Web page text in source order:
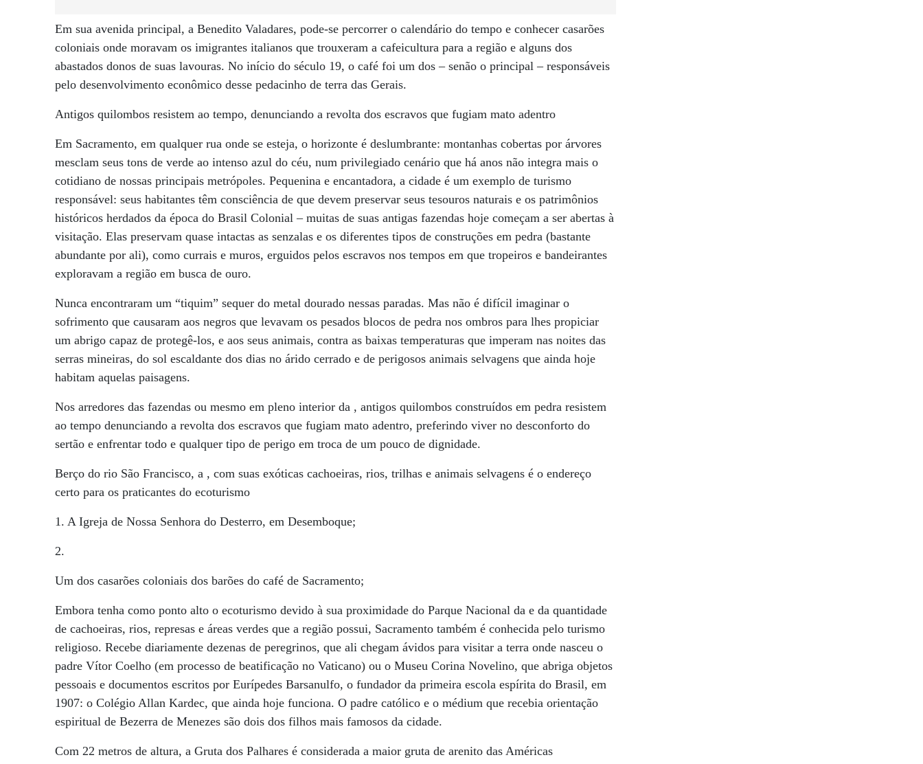
Em sua avenida principal, a Benedito Valadares, pode-se percorrer o calendário do tempo e conhecer casarões
coloniais onde moravam os imigrantes italianos que trouxeram a cafeicultura para a região e alguns dos
abastados donos de suas lavouras. No início do século 19, o café foi um dos – senão o principal – responsáveis
pelo desenvolvimento econômico desse pedacinho de terra das Gerais.
Antigos quilombos resistem ao tempo, denunciando a revolta dos escravos que fugiam mato adentro
Em Sacramento, em qualquer rua onde se esteja, o horizonte é deslumbrante: montanhas cobertas por árvores
mesclam seus tons de verde ao intenso azul do céu, num privilegiado cenário que há anos não integra mais o
cotidiano de nossas principais metrópoles. Pequenina e encantadora, a cidade é um exemplo de turismo
responsável: seus habitantes têm consciência de que devem preservar seus tesouros naturais e os patrimônios
históricos herdados da época do Brasil Colonial – muitas de suas antigas fazendas hoje começam a ser abertas à
visitação. Elas preservam quase intactas as senzalas e os diferentes tipos de construções em pedra (bastante
abundante por ali), como currais e muros, erguidos pelos escravos nos tempos em que tropeiros e bandeirantes
exploravam a região em busca de ouro.
Nunca encontraram um “tiquim” sequer do metal dourado nessas paradas. Mas não é difícil imaginar o
sofrimento que causaram aos negros que levavam os pesados blocos de pedra nos ombros para lhes propiciar
um abrigo capaz de protegê-los, e aos seus animais, contra as baixas temperaturas que imperam nas noites das
serras mineiras, do sol escaldante dos dias no árido cerrado e de perigosos animais selvagens que ainda hoje
habitam aquelas paisagens.
Nos arredores das fazendas ou mesmo em pleno interior da , antigos quilombos construídos em pedra resistem
ao tempo denunciando a revolta dos escravos que fugiam mato adentro, preferindo viver no desconforto do
sertão e enfrentar todo e qualquer tipo de perigo em troca de um pouco de dignidade.
Berço do rio São Francisco, a , com suas exóticas cachoeiras, rios, trilhas e animais selvagens é o endereço
certo para os praticantes do ecoturismo
1. A Igreja de Nossa Senhora do Desterro, em Desemboque;
2.
Um dos casarões coloniais dos barões do café de Sacramento;
Embora tenha como ponto alto o ecoturismo devido à sua proximidade do Parque Nacional da e da quantidade
de cachoeiras, rios, represas e áreas verdes que a região possui, Sacramento também é conhecida pelo turismo
religioso. Recebe diariamente dezenas de peregrinos, que ali chegam ávidos para visitar a terra onde nasceu o
padre Vítor Coelho (em processo de beatificação no Vaticano) ou o Museu Corina Novelino, que abriga objetos
pessoais e documentos escritos por Eurípedes Barsanulfo, o fundador da primeira escola espírita do Brasil, em
1907: o Colégio Allan Kardec, que ainda hoje funciona. O padre católico e o médium que recebia orientação
espiritual de Bezerra de Menezes são dois dos filhos mais famosos da cidade.
Com 22 metros de altura, a Gruta dos Palhares é considerada a maior gruta de arenito das Américas